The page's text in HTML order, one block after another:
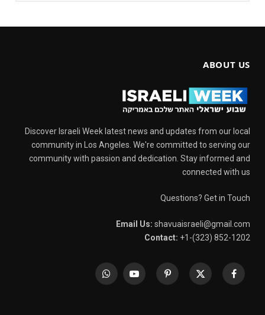
ABOUT US
Discover Israeli Week latest news and updates from our local
community in Los Angeles. We're committed to serving our
community with passion and dedication. Stay informed and
connected with us
Questions? Get in Touch
Email Us: shavuaisraeli@gmail.com
Contact: +1-(323) 852-1202
Facebook
X
Pinterest
YouTube
WhatsApp